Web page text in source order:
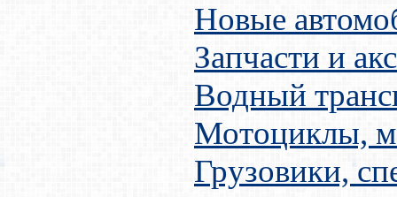
Новые
Запчасти и
Водный
Мотоциклы,
Грузовики,